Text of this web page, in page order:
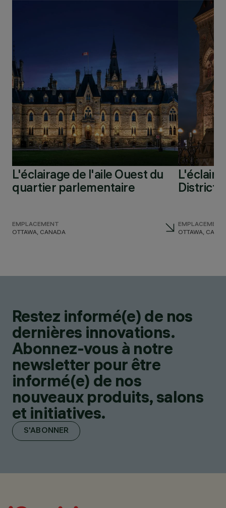
L'éclairage de l'aile Ouest du
quartier parlementaire
EMPLACEMENT
OTTAWA, CANADA
District
EMPLACEMENT
OTTAWA,
Restez informé(e) de nos
dernières innovations.
Abonnez-vous à notre
newsletter pour être
informé(e) de nos
nouveaux produits, salons
et initiatives.
S'ABONNER